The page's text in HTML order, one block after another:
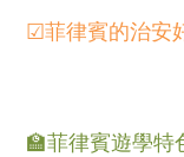
☑菲律賓的治安
🏫菲律賓遊學特